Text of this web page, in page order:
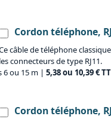
Cordon téléphone,
câble de téléphone
les connecteurs de type RJ11.
6 ou 15 m | 5,38 ou 10,39 €
Cordon téléphone,